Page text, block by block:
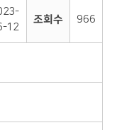
12
조회수 966